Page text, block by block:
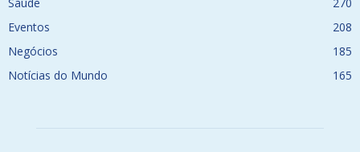
Eventos
208
Negócios
185
Notícias do Mundo
165